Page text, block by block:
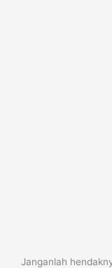
Janganlah